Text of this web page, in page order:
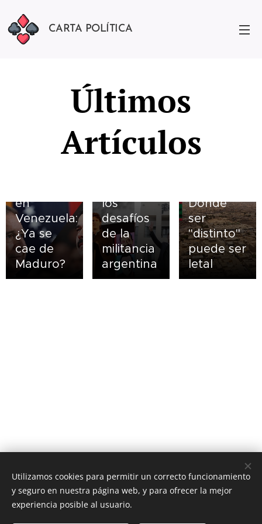
CARTA POLÍTICA
Últimos
Artículos
en
Venezuela:
¿Ya se
cae de
Maduro?
De la
débil
intransigencia
de la JP
al
los
desafíos
de la
militancia
argentina
Donde
ser
"distinto"
puede ser
letal
Utilizamos cookies para permitir un correcto funcionamiento
y seguro en nuestra página web, y para ofrecer la mejor
experiencia posible al usuario.